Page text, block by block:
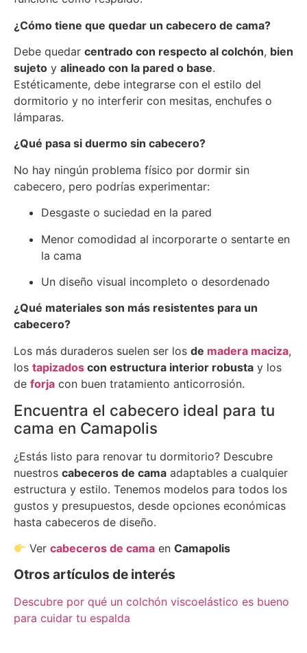
¿Cómo tiene que quedar un cabecero de cama?
Debe quedar centrado con respecto al colchón, bien
sujeto y alineado con la pared o base.
Estéticamente, debe integrarse con el estilo del
dormitorio y no interferir con mesitas, enchufes o
lámparas.
¿Qué pasa si duermo sin cabecero?
No hay ningún problema físico por dormir sin
cabecero, pero podrías experimentar:
Desgaste o suciedad en la pared
Menor comodidad al incorporarte o sentarte en
la cama
Un diseño visual incompleto o desordenado
¿Qué materiales son más resistentes para un
cabecero?
Los más duraderos suelen ser los de madera maciza,
los tapizados con estructura interior robusta y los
de forja con buen tratamiento anticorrosión.
Encuentra el cabecero ideal para tu
cama en Camapolis
¿Estás listo para renovar tu dormitorio? Descubre
nuestros cabeceros de cama adaptables a cualquier
estructura y estilo. Tenemos modelos para todos los
gustos y presupuestos, desde opciones económicas
hasta cabeceros de diseño.
Vercabeceros de cama enCamapolis
Otros artículos de interés
Descubre por qué un colchón viscoelástico es bueno
para cuidar tu espalda